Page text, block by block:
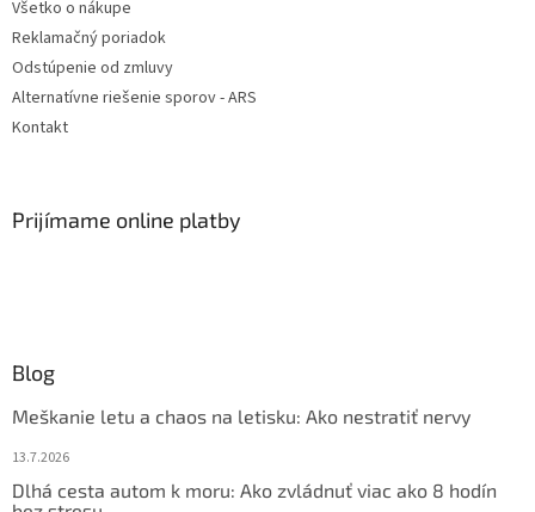
Všetko o nákupe
Reklamačný poriadok
Odstúpenie od zmluvy
Alternatívne riešenie sporov - ARS
Kontakt
Prijímame online platby
Blog
Meškanie letu a chaos na letisku: Ako nestratiť nervy
13.7.2026
Dlhá cesta autom k moru: Ako zvládnuť viac ako 8 hodín